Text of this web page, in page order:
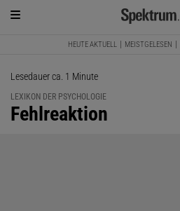
HEUTE AKTUELL MEISTGELESEN
Lesedauer ca. 1 Minute
LEXIKON DER PSYCHOLOGIE
:
Fehlreaktion